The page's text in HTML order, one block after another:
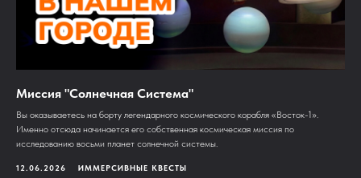
Миссия "Солнечная Система"
Вы оказываетесь на борту легендарного космического корабля «Восток-1».
Именно отсюда начинается его собственная космическая миссия по
исследованию восьми планет солнечной системы.
12.06.2026 ИММЕРСИВНЫЕ КВЕСТЫ